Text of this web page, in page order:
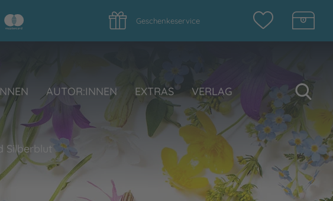
Geschenkeservice
AUTOR:INNEN EXTRAS VERLAG
Silberblut